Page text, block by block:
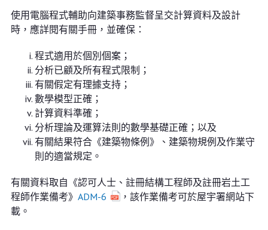
使用電腦程式輔助向建築事務監督呈交計算資料及設計
時，應詳閱有關手冊，並確保：
程式適用於個別個案；
分析已顧及所有程式限制；
有關假定有理據支持；
數學模型正確；
計算資料準確；
分析理論及運算法則的數學基礎正確；以及
有關結果符合《建築物條例》、建築物規例及作業守
則的適當規定。
有關資料取自《認可人士、註冊結構工程師及註冊岩土工
程師作業備考》 ADM-6
，該作業備考可於屋宇署網站下
載。